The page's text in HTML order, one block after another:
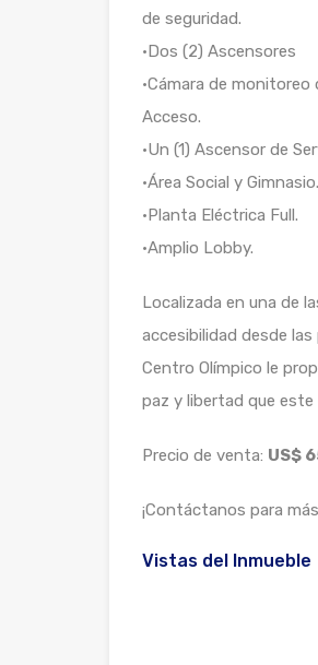
de seguridad.
•Dos (2) Ascensores
•Cámara de
Acceso.
•Un (1) Ascensor de
•Área Social y Gimnasio.
•Planta Eléctrica Full.
•Amplio Lobby.
Localizada en una de
accesibilidad desde
Centro Olímpico le
paz y libertad que
Precio de venta: US$
¡Contáctanos para
Vistas del Inmueble